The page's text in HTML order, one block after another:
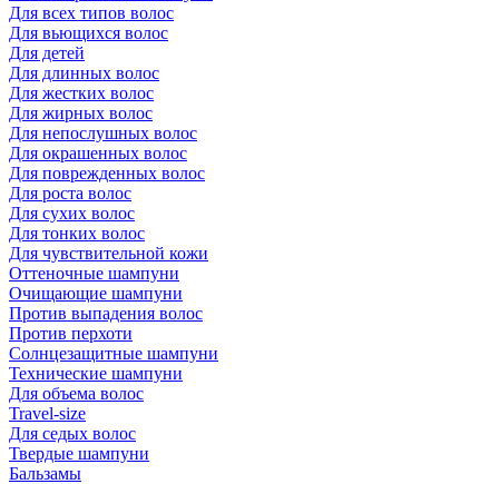
Для всех типов волос
Для вьющихся волос
Для детей
Для длинных волос
Для жестких волос
Для жирных волос
Для непослушных волос
Для окрашенных волос
Для поврежденных волос
Для роста волос
Для сухих волос
Для тонких волос
Для чувствительной кожи
Оттеночные шампуни
Очищающие шампуни
Против выпадения волос
Против перхоти
Солнцезащитные шампуни
Технические шампуни
Для объема волос
Travel-size
Для седых волос
Твердые шампуни
Бальзамы